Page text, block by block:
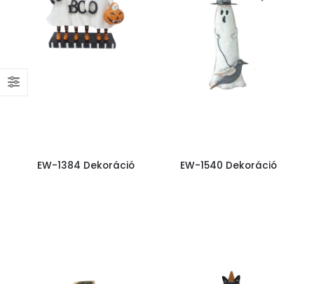
EW-1384 Dekoráció EW-1540 Dekoráció